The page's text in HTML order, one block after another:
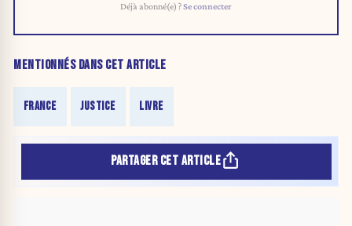
Déjà abonné(e) ?Se connecter
MENTIONNÉS DANS CET ARTICLE
FRANCE JUSTICE LIVRE
PARTAGER CET ARTICLE